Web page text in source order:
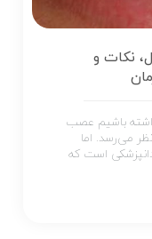
نکات و
باشیم عصب‌
می‌رسد. اما
است که